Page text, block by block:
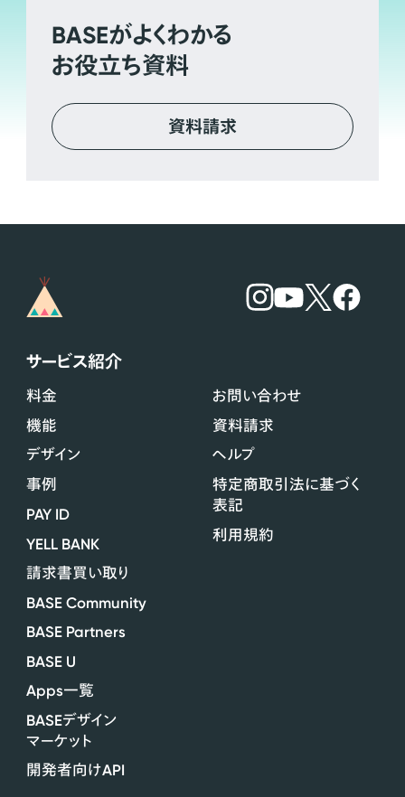
BASEがよくわかる
お役立ち資料
資料請求
サービス紹介
料金
機能
デザイン
事例
PAY ID
YELL BANK
請求書買い取り
BASE Community
BASE Partners
BASE U
Apps一覧
BASEデザイン
マーケット
開発者向けAPI
お問い合わせ
資料請求
ヘルプ
特定商取引法に基づく
表記
利用規約